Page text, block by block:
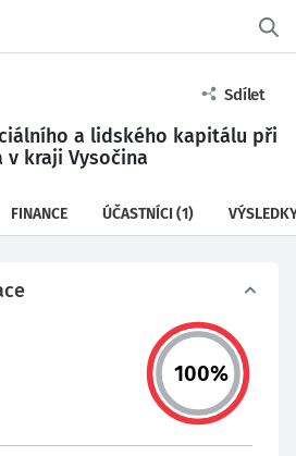
Sdílet
a lidského kapitálu při
kraji Vysočina
FINANCE ÚČASTNÍCI (1)
100%